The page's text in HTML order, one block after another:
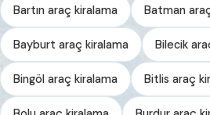
Bartın araç kiralama Batman
Bayburt araç kiralama Bilecik
Bingöl araç kiralama Bitlis araç